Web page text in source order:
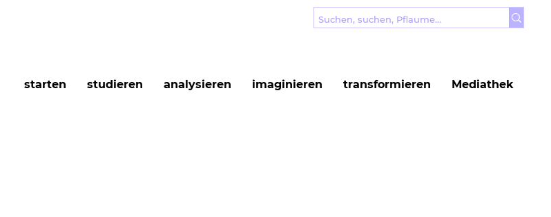
starten studieren analysieren imaginieren transformieren Mediathek